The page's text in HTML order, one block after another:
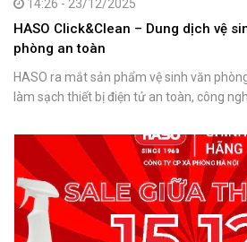
14:26 - 23/12/2025
HASO Click&Clean – Dung dịch vệ
phòng an toàn
HASO ra mắt sản phẩm vệ sinh văn
làm sạch thiết bị điện tử an toàn, công